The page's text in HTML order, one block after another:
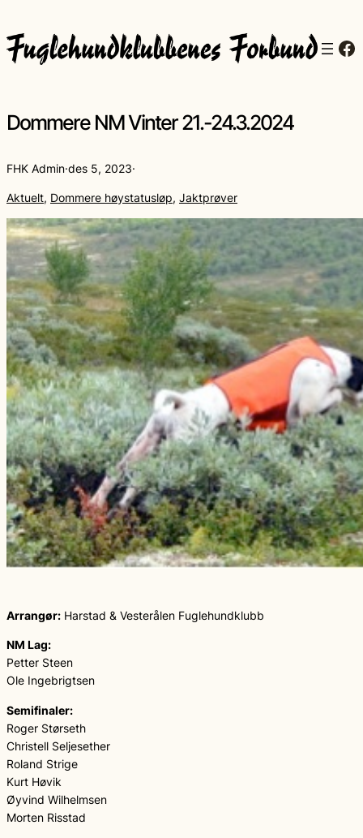
Dommere NM Vinter 21.-24.3.2024
FHK Admin·des 5, 2023·
Aktuelt, Dommere høystatusløp, Jaktprøver
Arrangør: Harstad & Vesterålen Fuglehundklubb
NM Lag:
Petter Steen
Ole Ingebrigtsen
Semifinaler:
Roger Størseth
Christell Seljesether
Roland Strige
Kurt Høvik
Øyvind Wilhelmsen
Morten Risstad